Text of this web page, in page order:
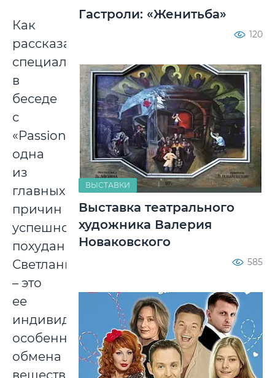
Как
рассказала
специалист
в
беседе
с
«Passion.ru»,
одна
из
главных
причин
успешного
похудания
Светланы
– это
ее
индивидуальные
особенности
обмена
веществ.
Гастроли: «Женитьба»
120
ВЫСТАВКИ
Выставка театрального
художника Валерия
Новаковского
585